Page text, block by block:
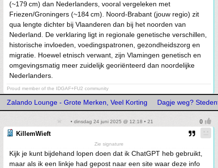
(~179 cm) dan Nederlanders, vooral vergeleken met
Friezen/Groningers (~184 cm). Noord‑Brabant (jouw regio) zit
qua lengte dichter bij Vlaanderen dan bij het noorden van
Nederland. De verklaring ligt in regionale genetische verschillen,
historische invloeden, voedingspatronen, gezondheidszorg en
migratie. Hoewel etnisch verwant, zijn Vlamingen genetisch en
omgevingsmatig meer zuidelijk georiënteerd dan noordelijke
Nederlanders.
Proud member of the IDGAF+FU2 community
Zalando Lounge - Grote Merken, Veel Korting Dagje weg?
• dinsdag 24 juni 2025 @ 12:18 • 21
KillemWieft
Zie signature
Kijk je kunt bijdehand lopen doen dat ik ChatGPT heb gebruikt,
maar als ik een linkje had gepost naar een site waar deze info